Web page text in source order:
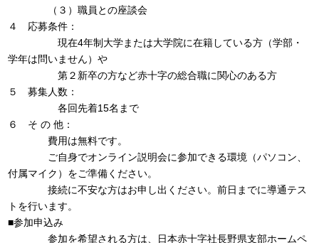
（３）職員との座談会
４ 応募条件：
現在4年制大学または大学院に在籍している方（学部・
学年は問いません）や
第２新卒の方など赤十字の総合職に関心のある方
５ 募集人数：
各回先着15名まで
６ そ の 他：
費用は無料です。
ご自身でオンライン説明会に参加できる環境（パソコン、
付属マイク）をご準備ください。
接続に不安な方はお申し出ください。前日までに導通テス
トを行います。
■参加申込み
参加を希望される方は、日本赤十字社長野県支部ホームペ